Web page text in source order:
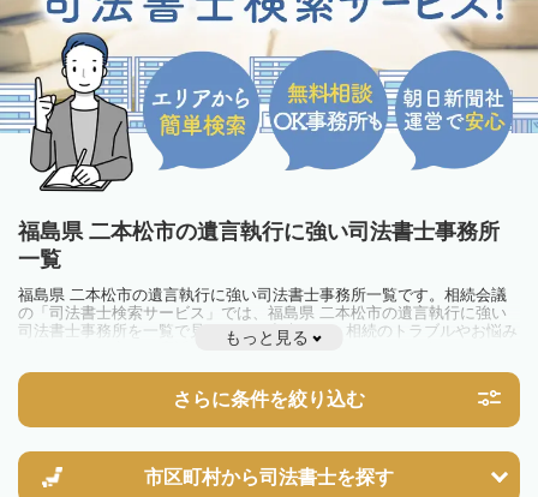
福島県 二本松市の遺言執行に強い司法書士事務所
一覧
福島県 二本松市の遺言執行に強い司法書士事務所一覧です。相続会議
の「司法書士検索サービス」では、福島県 二本松市の遺言執行に強い
司法書士事務所を一覧で見ることが出来ます。相続のトラブルやお悩み
を抱えている方は一度近隣の司法書士に相談してみましょう。
もっと見る
さらに条件を絞り込む
市区町村から司法書士を探す